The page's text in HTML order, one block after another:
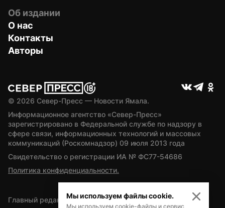
Об издании
О нас
Контакты
Авторы
© 2026 Север-Пресс — Новости Ямала.
Информационное агентство «Север-Пресс»
зарегистрировано в Федеральной службе по надзору в
сфере связи, информационных технологий и массовых
коммуникаций (Роскомнадзор) 09 июля 2013 года
Свидетельство о регистрации ИА № ФС77-54686
Политика конфиденциальности.
Главный редактор — А.Л. Поздеев
Мы используем файлы cookie.
Мы используем cookie-файлы и сервис